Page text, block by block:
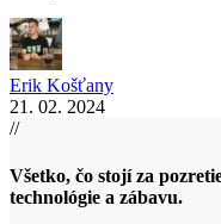
Erik Košťany
21. 02. 2024
//
Všetko, čo stojí za
technológie a zábavu.